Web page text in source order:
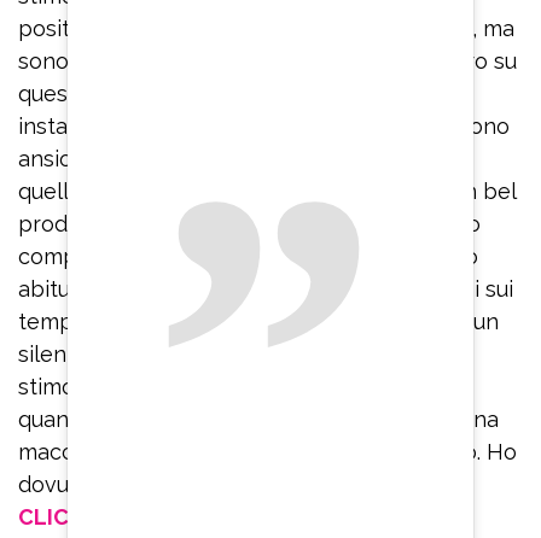
positive. Certo gli ascolti sono fondamentali, ma
sono sicura che stiamo facendo un bel lavoro su
questo progetto e sono soddisfatta, siamo
instancabili e stachanovisti. In genere non sono
ansiosa, cerco sempre di essere positiva in
quello che faccio: ho la certezza che sarà un bel
prodotto”. “L’intrattenimento ha un linguaggio
completamente diverso da quello a cui sono
abituata – ammette – ho dovuto focalizzarmi sui
tempi: nell’intrattenimento i silenzi servono, un
silenzio dice tanto, ti racconta un’emozione,
stimola il sorriso o la commozione. In radio o
quando parlo di calcio invece devo essere una
macchinetta, non lasciare un secondo libero. Ho
dovuto imparare a stare zitta”.
CLICCA E SEGUICI SU FACEBOOK